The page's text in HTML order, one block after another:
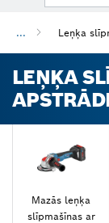
... Leņķa
LEŅĶA
Mazās leņķa
slīpmašīnas ar